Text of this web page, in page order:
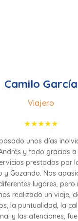
Camilo García
Viajero
unos días
y todo gracias
prestados por
y Gozando. Nos
lugares, pero
realizado un viaje,
la puntualidad, la
y las atenciones,